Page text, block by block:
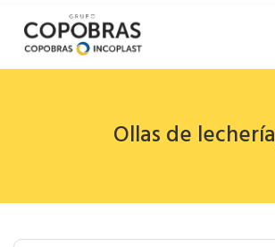
Ollas de lechería